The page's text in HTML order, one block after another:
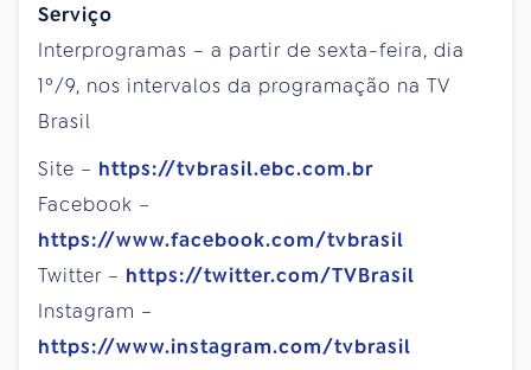
Serviço
Interprogramas – a partir de sexta-feira, dia
1º/9, nos intervalos da programação na TV
Brasil
Site – https://tvbrasil.ebc.com.br
Facebook –
https://www.facebook.com/tvbrasil
Twitter – https://twitter.com/TVBrasil
Instagram –
https://www.instagram.com/tvbrasil